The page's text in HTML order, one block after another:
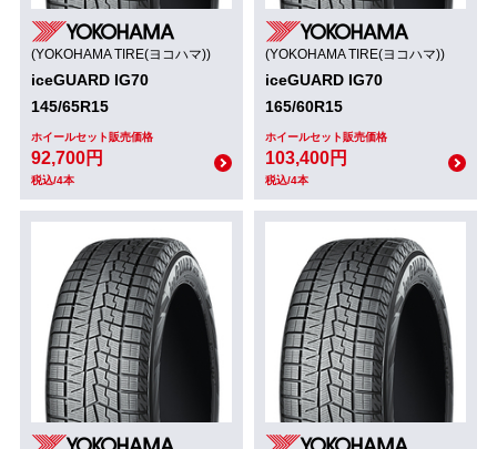
(YOKOHAMA TIRE(ヨコハマ))
iceGUARD IG70
145/65R15
ホイールセット販売価格
92,700円
税込/4本
(YOKOHAMA TIRE(ヨコハマ))
iceGUARD IG70
165/60R15
ホイールセット販売価格
103,400円
税込/4本